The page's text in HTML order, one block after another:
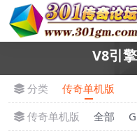
V8引
分类
传奇单机版
传奇单机版
全部